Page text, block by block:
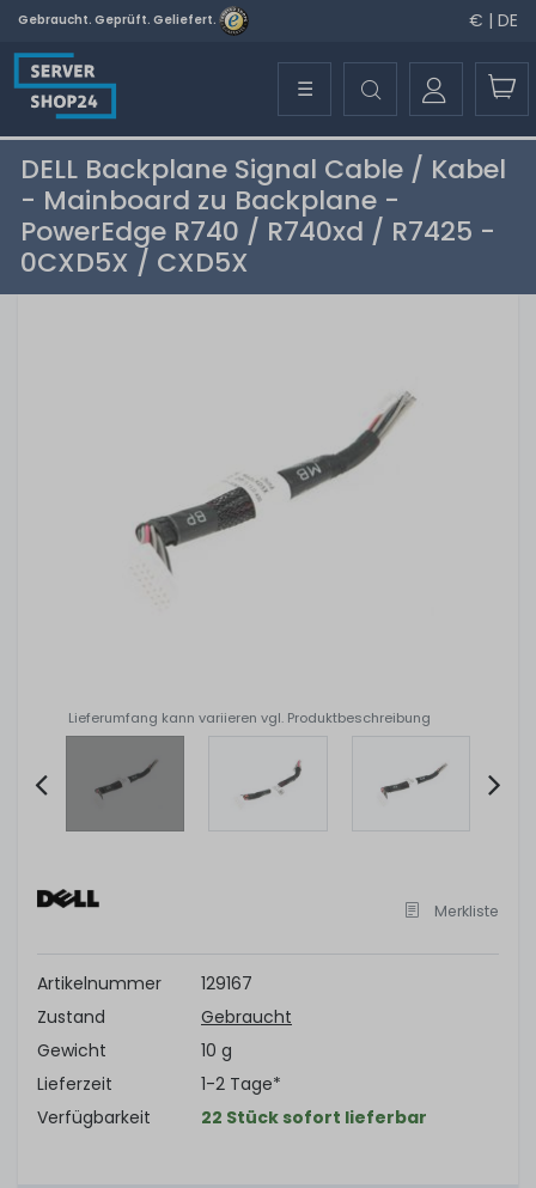
Gebraucht. Geprüft. Geliefert. € | DE
☰
DELL Backplane Signal Cable / Kabel
- Mainboard zu Backplane -
PowerEdge R740 / R740xd / R7425 -
0CXD5X / CXD5X
Lieferumfang kann variieren vgl. Produktbeschreibung
of
Merkliste
Artikelnummer
129167
Zustand
Gebraucht
Gewicht
10 g
Lieferzeit
1-2 Tage*
Verfügbarkeit
22 Stück sofort lieferbar